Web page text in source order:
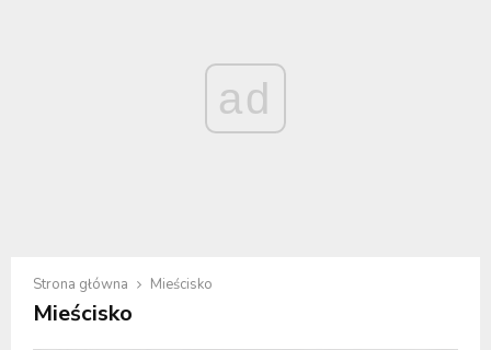
ad
Strona główna Mieścisko
Mieścisko